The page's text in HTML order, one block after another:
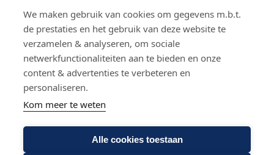
We maken gebruik van cookies om gegevens m.b.t.
de prestaties en het gebruik van deze website te
verzamelen & analyseren, om sociale
netwerkfunctionaliteiten aan te bieden en onze
content & advertenties te verbeteren en
personaliseren.
Kom meer te weten
Alle cookies toestaan
uitstraling. Stap voor stap krijgt het stadhuis zijn
karakter terug.